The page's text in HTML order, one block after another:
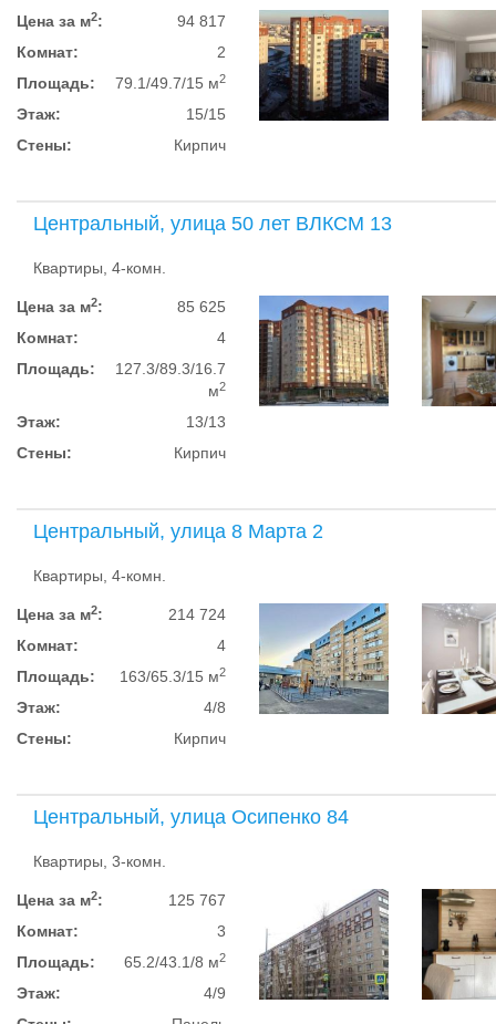
Цена за м2:
94 817
Комнат:
2
Площадь:
79.1/49.7/15 м2
Этаж:
15/15
Стены:
Кирпич
Центральный, улица 50 лет ВЛКСМ 13
Квартиры, 4-комн.
Цена за м2:
85 625
Комнат:
4
Площадь:
127.3/89.3/16.7
м2
Этаж:
13/13
Стены:
Кирпич
Центральный, улица 8 Марта 2
Квартиры, 4-комн.
Цена за м2:
214 724
Комнат:
4
Площадь:
163/65.3/15 м2
Этаж:
4/8
Стены:
Кирпич
Центральный, улица Осипенко 84
Квартиры, 3-комн.
Цена за м2:
125 767
Комнат:
3
Площадь:
65.2/43.1/8 м2
Этаж:
4/9